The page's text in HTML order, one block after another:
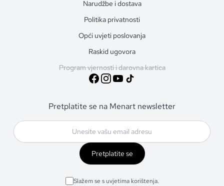
Narudžbe i dostava
Politika privatnosti
Opći uvjeti poslovanja
Raskid ugovora
Program vjernosti i darovna kartica
Pretplatite se na Menart newsletter
Pretplatite se
Slažem se s uvjetima korištenja.